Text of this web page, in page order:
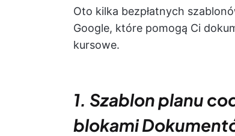
Oto kilka bezpłatnych
Google, które pomogą Ci
kursowe.
1. Szablon planu
blokami